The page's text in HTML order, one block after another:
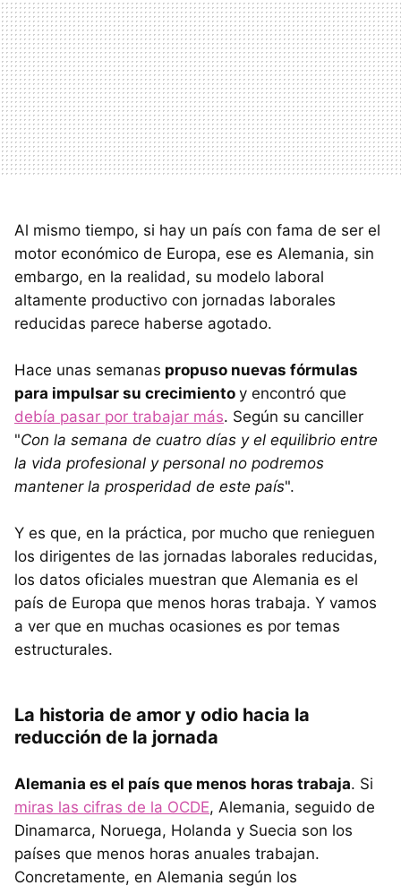
Al mismo tiempo, si hay un país con fama de ser el
motor económico de Europa, ese es Alemania, sin
embargo, en la realidad, su modelo laboral
altamente productivo con jornadas laborales
reducidas parece haberse agotado.
Hace unas semanas propuso nuevas fórmulas
para impulsar su crecimiento y encontró que
debía pasar por trabajar más. Según su canciller
"Con la semana de cuatro días y el equilibrio entre
la vida profesional y personal no podremos
mantener la prosperidad de este país".
Y es que, en la práctica, por mucho que renieguen
los dirigentes de las jornadas laborales reducidas,
los datos oficiales muestran que Alemania es el
país de Europa que menos horas trabaja. Y vamos
a ver que en muchas ocasiones es por temas
estructurales.
La historia de amor y odio hacia la
reducción de la jornada
Alemania es el país que menos horas trabaja. Si
miras las cifras de la OCDE, Alemania, seguido de
Dinamarca, Noruega, Holanda y Suecia son los
países que menos horas anuales trabajan.
Concretamente, en Alemania según los